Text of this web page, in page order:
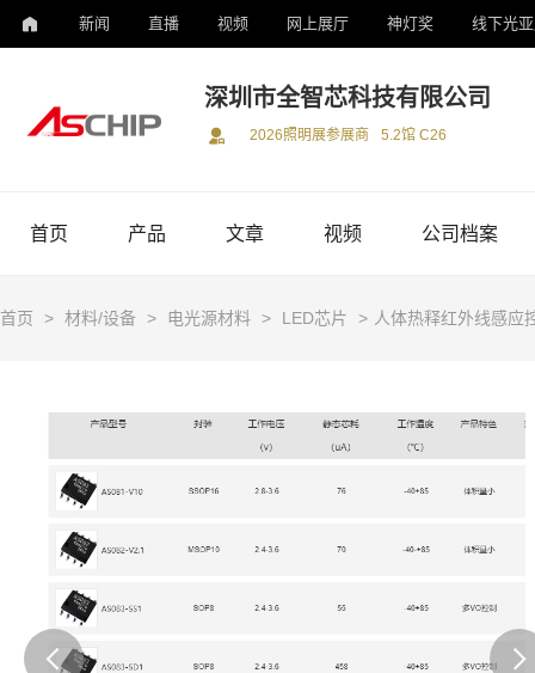
新闻 直播 视频 网上展厅 神灯奖 线下光
深圳市全智芯科技有限公司
2026照明展参展商 5.2馆 C26
首页 产品 文章 视频 公司档案
首页 > 材料/设备 > 电光源材料 > LED芯片 > 人体热释红外线感应